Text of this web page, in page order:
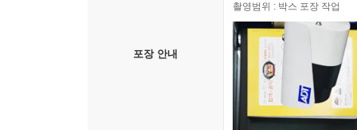
포장 안내
촬영범위 : 박스 포장 작업